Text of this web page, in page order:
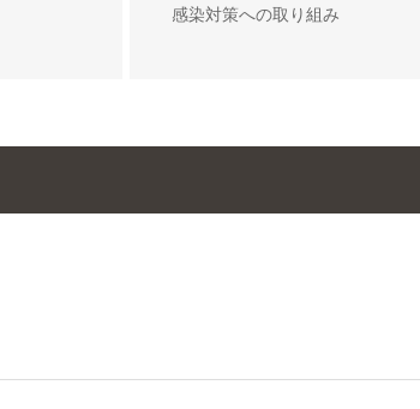
感染対策への取り組み